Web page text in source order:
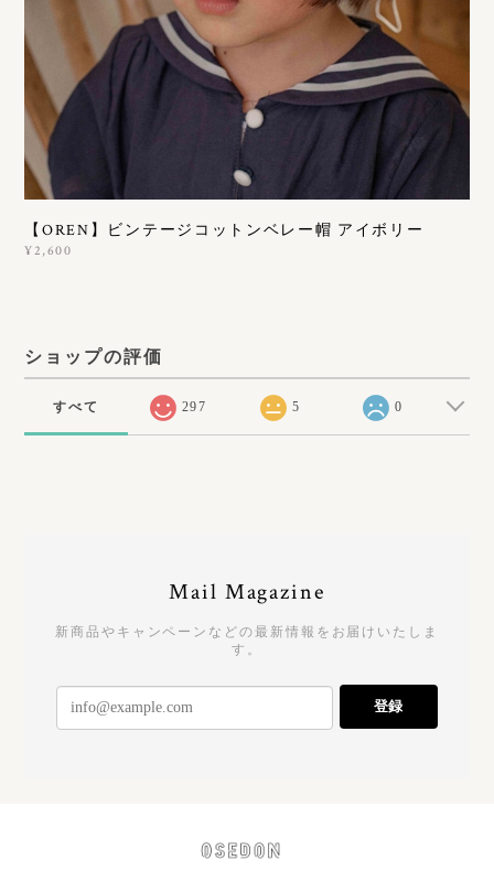
【OREN】ビンテージコットンベレー帽 アイボリー
¥2,600
ショップの評価
すべて 297 5 0
Mail Magazine
新商品やキャンペーンなどの最新情報をお届けいたしま
す。
登録